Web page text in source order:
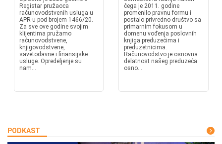
Registar pružaoca
računovodstvenih usluga u
APR-u pod brojem 1466/20.
Za sve ove godine svojim
klijentima pružamo
računovodstvene,
knjigovodstvene,
savetodavne i finansijske
usluge. Opredeljenje su
nam...
čega je 2011. godine
promenilo pravnu formu i
postalo privredno društvo sa
primarnim fokusom u
domenu vođenja poslovnih
knjiga preduzećima i
preduzetnicima.
Računovodstvo je osnovna
delatnost našeg preduzeća
osno...
PODKAST